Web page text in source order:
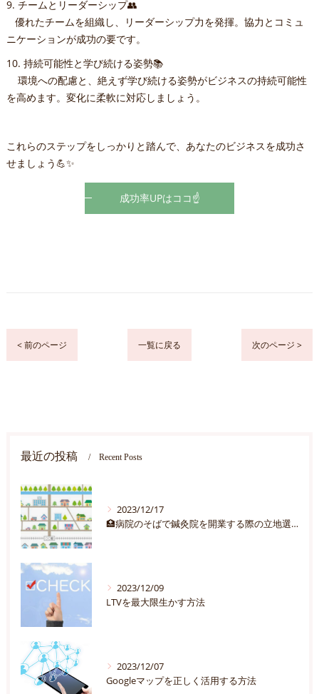
9. チームとリーダーシップ👥
優れたチームを組織し、リーダーシップ力を発揮。協力とコミュ
ニケーションが成功の要です。
10. 持続可能性と学び続ける姿勢📚
環境への配慮と、絶えず学び続ける姿勢がビジネスの持続可能性
を高めます。変化に柔軟に対応しましょう。
これらのステップをしっかりと踏んで、あなたのビジネスを成功さ
せましょう💪✨
成功率UPはココ☝️
< 前のページ 一覧に戻る 次のページ >
最近の投稿 Recent Posts
2023/12/17
🏥病院のそばで鍼灸院を開業する際の立地選びのポイント
2023/12/09
LTVを最大限生かす方法
2023/12/07
Googleマップを正しく活用する方法